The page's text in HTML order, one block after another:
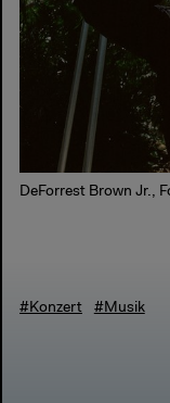
DeForrest Brown Jr.,
#Konzert #Musik